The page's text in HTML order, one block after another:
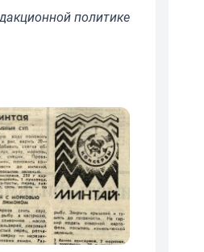
политике